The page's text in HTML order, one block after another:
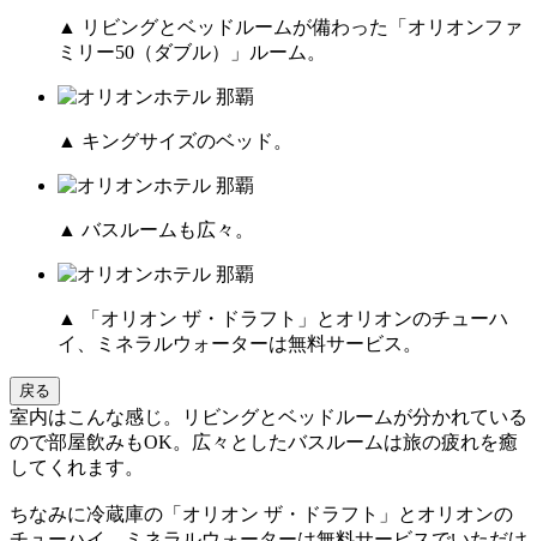
▲ リビングとベッドルームが備わった「オリオンファ
ミリー50（ダブル）」ルーム。
▲ キングサイズのベッド。
▲ バスルームも広々。
▲ 「オリオン ザ・ドラフト」とオリオンのチューハ
イ、ミネラルウォーターは無料サービス。
戻る
室内はこんな感じ。リビングとベッドルームが分かれている
ので部屋飲みもOK。広々としたバスルームは旅の疲れを癒
してくれます。
ちなみに冷蔵庫の「オリオン ザ・ドラフト」とオリオンの